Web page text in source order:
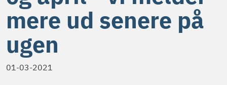
mere ud senere på
ugen
01-03-2021